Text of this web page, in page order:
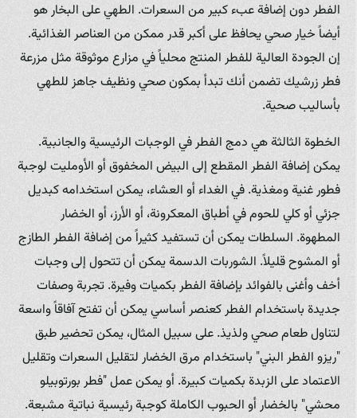
الفطر دون إضافة عبء كبير من السعرات. الطهي على البخار هو
أيضاً خيار صحي يحافظ على أكبر قدر ممكن من العناصر الغذائية.
إن الجودة العالية للفطر المنتج محلياً في مزارع موثوقة مثل مزرعة
فطر زرشيك تضمن أنك تبدأ بمكون صحي ونظيف جاهز للطهي
بأساليب صحية.
الخطوة الثالثة هي دمج الفطر في الوجبات الرئيسية والجانبية.
يمكن إضافة الفطر المقطع إلى البيض المخفوق أو الأومليت لوجبة
فطور غنية ومغذية. في الغداء أو العشاء، يمكن استخدامه كبديل
جزئي أو كلي للحوم في أطباق المعكرونة، أو الأرز، أو الخضار
المطهوة. السلطات يمكن أن تستفيد كثيراً من إضافة الفطر الطازج
أو المشوح قليلاً. الشوربات الدسمة يمكن أن تتحول إلى وجبات
أخف وأغنى بالفوائد بإضافة الفطر بكميات وفيرة. تجربة وصفات
جديدة باستخدام الفطر كعنصر أساسي يمكن أن تفتح آفاقاً واسعة
لتناول طعام صحي ولذيذ. على سبيل المثال، يمكن تحضير طبق
"ريزو الفطر البني" باستخدام مرق الخضار لتقليل السعرات وتقليل
الاعتماد على الزبدة بكميات كبيرة. أو يمكن عمل "فطر بورتوبيلو
محشي" بالخضار أو الحبوب الكاملة كوجبة رئيسية نباتية مشبعة.